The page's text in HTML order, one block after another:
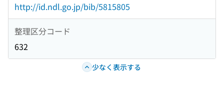
http://id.ndl.go.jp/bib/5815805
整理区分コード
632
少なく表示する